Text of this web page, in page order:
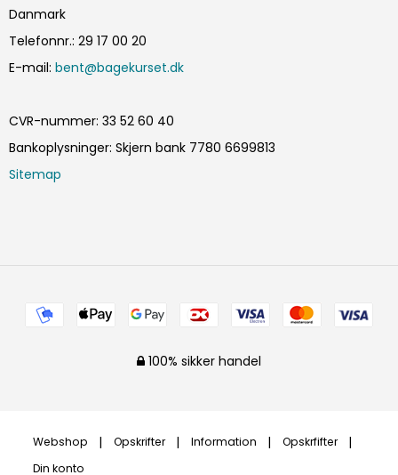
Danmark
Telefonnr.: 29 17 00 20
E-mail: bent@bagekurset.dk
CVR-nummer: 33 52 60 40
Bankoplysninger: Skjern bank 7780 6699813
Sitemap
100% sikker handel
Webshop Opskrifter Information
Opskrfifter
Din konto